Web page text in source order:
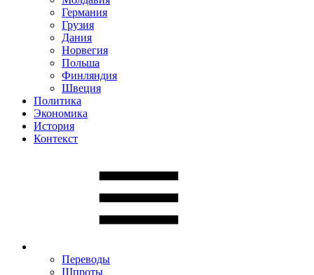
Германия
Грузия
Дания
Норвегия
Польша
Финляндия
Швеция
Политика
Экономика
История
Контекст
Переводы
Шпроты